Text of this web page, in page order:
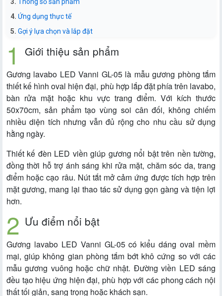
Ứng dụng thực tế
Gợi ý lựa chọn và lắp đặt
Giới thiệu sản phẩm
Gương lavabo LED Vanni GL-05 là mẫu gương phòng tắm
thiết kế hình oval hiện đại, phù hợp lắp đặt phía trên lavabo,
bàn rửa mặt hoặc khu vực trang điểm. Với kích thước
50x70cm, sản phẩm tạo vùng soi cân đối, không chiếm
nhiều diện tích nhưng vẫn đủ rộng cho nhu cầu sử dụng
hằng ngày.
Thiết kế đèn LED viền giúp gương nổi bật trên nền tường,
đồng thời hỗ trợ ánh sáng khi rửa mặt, chăm sóc da, trang
điểm hoặc cạo râu. Nút tắt mở cảm ứng được tích hợp trên
mặt gương, mang lại thao tác sử dụng gọn gàng và tiện lợi
hơn.
Ưu điểm nổi bật
Gương lavabo LED Vanni GL-05 có kiểu dáng oval mềm
mại, giúp không gian phòng tắm bớt khô cứng so với các
mẫu gương vuông hoặc chữ nhật. Đường viền LED sáng
đều tạo hiệu ứng hiện đại, phù hợp với các phong cách nội
thất tối giản, sang trọng hoặc khách sạn.